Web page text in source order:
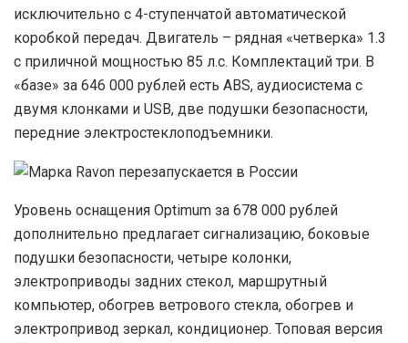
исключительно с 4-ступенчатой автоматической
коробкой передач. Двигатель – рядная «четверка» 1.3
с приличной мощностью 85 л.с. Комплектаций три. В
«базе» за 646 000 рублей есть ABS, аудиосистема с
двумя клонками и USB, две подушки безопасности,
передние электростеклоподъемники.
Уровень оснащения Optimum за 678 000 рублей
дополнительно предлагает сигнализацию, боковые
подушки безопасности, четыре колонки,
электроприводы задних стекол, маршрутный
компьютер, обогрев ветрового стекла, обогрев и
электропривод зеркал, кондиционер. Топовая версия